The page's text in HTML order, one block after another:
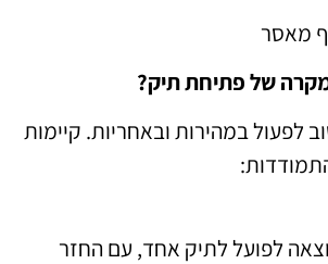
מאסר
של פתיחת תיק?
לפעול במהירות ובאחריות. קיימות
לפועל לתיק אחד, עם החזר